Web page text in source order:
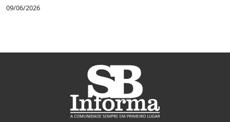
09/06/2026